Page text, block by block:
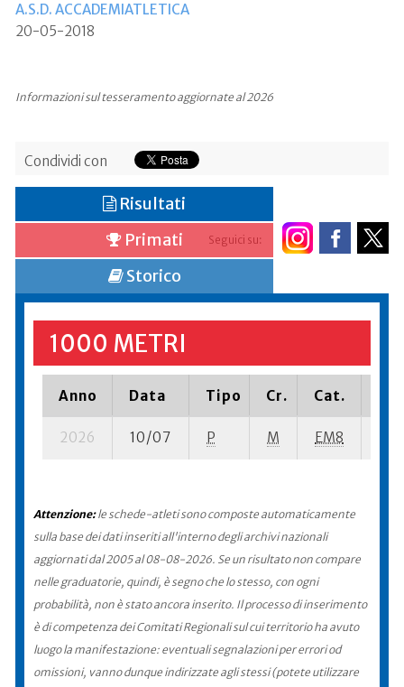
A.S.D. ACCADEMIATLETICA
20-05-2018
Informazioni sul tesseramento aggiornate al 2026
Condividi con
Seguici su:
Risultati
Primati
Storico
1000 METRI
Anno Data Tipo Cr. Cat.
2026 10/07 P M EM8
Attenzione:le schede-atleti sono composte automaticamente
sulla base dei dati inseriti all'interno degli archivi nazionali
aggiornati dal 2005 al 08-08-2026. Se un risultato non compare
nelle graduatorie, quindi, è segno che lo stesso, con ogni
probabilità, non è stato ancora inserito. Il processo di inserimento
è di competenza dei Comitati Regionali sul cui territorio ha avuto
luogo la manifestazione: eventuali segnalazioni per errori od
omissioni, vanno dunque indirizzate agli stessi (potete utilizzare